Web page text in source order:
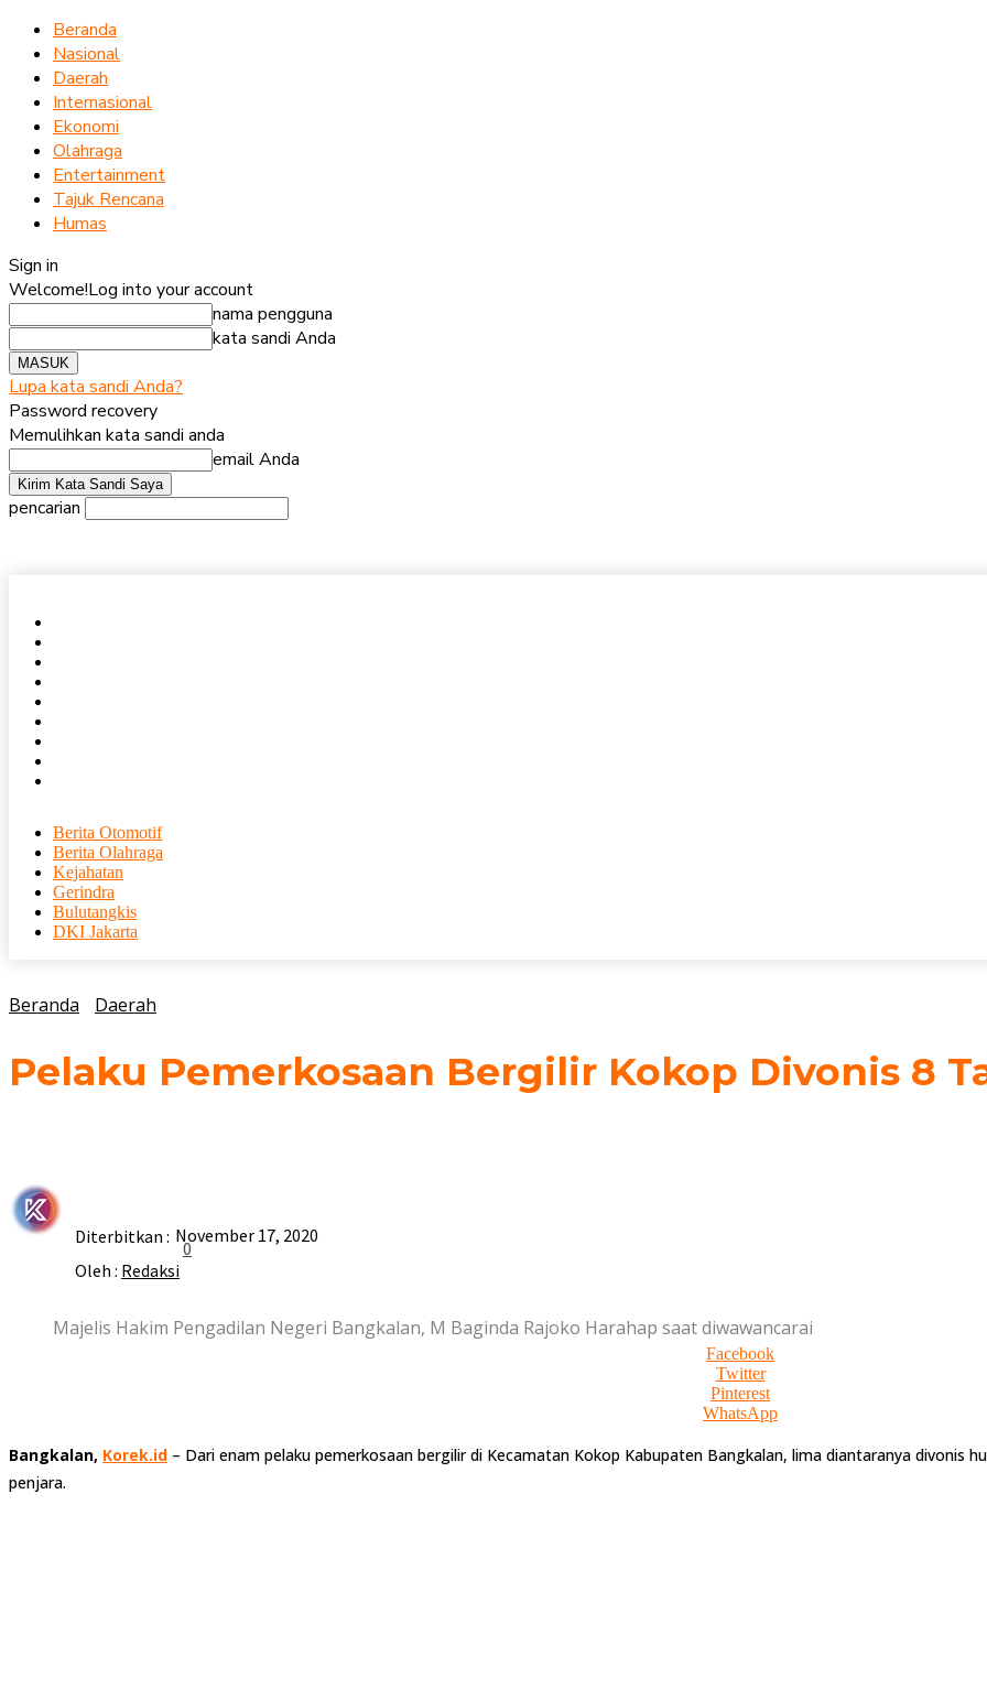
Beranda
Nasional
Daerah
Internasional
Ekonomi
Olahraga
Entertainment
Tajuk Rencana
Humas
Sign in
Welcome!Log into your account
nama pengguna
kata sandi Anda
Lupa kata sandi Anda?
Password recovery
Memulihkan kata sandi anda
email Anda
pencarian
Berita Otomotif
Berita Olahraga
Kejahatan
Gerindra
Bulutangkis
DKI Jakarta
Beranda Daerah
Pelaku Pemerkosaan Bergilir Kokop Divonis 8
Oleh : Redaksi
0
Diterbitkan : November 17, 2020
Majelis Hakim Pengadilan Negeri Bangkalan, M Baginda Rajoko Harahap saat diwawancarai
Facebook
Twitter
Pinterest
WhatsApp
Bangkalan, Korek.id – Dari enam pelaku pemerkosaan bergilir di Kecamatan Kokop Kabupaten Bangkalan, lima diantaranya divonis
penjara.